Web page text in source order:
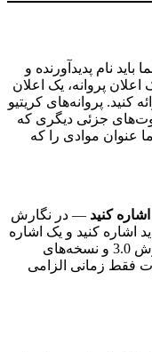
نام پدیدآورنده و
پروانه، یک اعلان
کنید. پروانه‌های کریتیو
علاوه بر تفاوت‌های جزئی دیگری که
عنوان موادی را که
کنید — در نگارش
اشاره کنید و یک اشاره
از تغییرات قبلی را حفظ کنید. در نگارش 3.0 و نسخه‌های
فقط زمانی الزامی